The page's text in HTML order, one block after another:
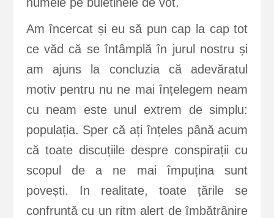
Am încercat și eu să pun cap la cap tot
ce văd că se întâmplă în jurul nostru și
am ajuns la concluzia că adevăratul
motiv pentru nu ne mai înțelegem neam
cu neam este unul extrem de simplu:
populația. Sper că ați înțeles până acum
că toate discuțiile despre conspirații cu
scopul de a ne mai împuțina sunt
povești. In realitate, toate țările se
confruntă cu un ritm alert de îmbătrânire